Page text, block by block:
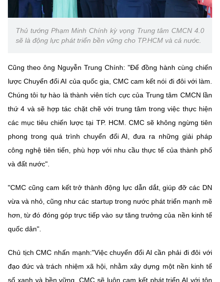
Thủ tướng Phạm Minh Chính kỳ vọng Trung tâm CMCN 4.0
sẽ là động lực phát triển bền vững cho TP.HCM và cả nước.
Cũng theo ông Nguyễn Trung Chính: "Để đồng hành cùng chiến
lược Chuyển đổi AI của quốc gia, CMC cam kết nói đi đôi với làm.
Chúng tôi tự hào là thành viên tích cực của Trung tâm CMCN lần
thứ 4 và sẽ hợp tác chặt chẽ với trung tâm trong việc thực hiện
các mục tiêu chiến lược tại TP. HCM. CMC sẽ không ngừng tiên
phong trong quá trình chuyển đổi AI, đưa ra những giải pháp
công nghệ tiên tiến, phù hợp với nhu cầu thực tế của thành phố
và đất nước".
"CMC cũng cam kết trở thành động lực dẫn dắt, giúp đỡ các DN
vừa và nhỏ, cũng như các startup trong nước phát triển mạnh mẽ
hơn, từ đó đóng góp trực tiếp vào sự tăng trưởng của nền kinh tế
quốc dân".
Chủ tịch CMC nhấn mạnh:"Việc chuyển đổi AI cần phải đi đôi với
đạo đức và trách nhiệm xã hội, nhằm xây dựng một nền kinh tế
số xanh và bền vững. CMC sẽ luôn cam kết phát triển AI với tôn